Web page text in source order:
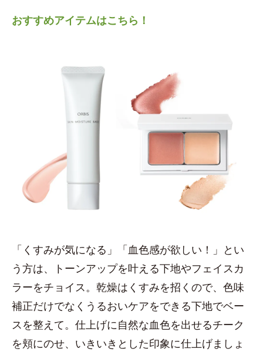
おすすめアイテムはこちら！
「くすみが気になる」「血色感が欲しい！」とい
う方は、トーンアップを叶える下地やフェイスカ
ラーをチョイス。乾燥はくすみを招くので、色味
補正だけでなくうるおいケアをできる下地でベー
スを整えて。仕上げに自然な血色を出せるチーク
を頬にのせ、いきいきとした印象に仕上げましょ